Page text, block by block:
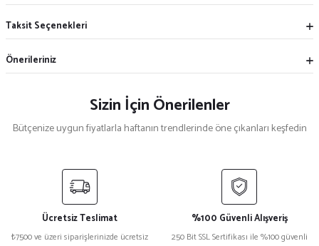
Taksit Seçenekleri
Önerileriniz
Sizin İçin Önerilenler
Bütçenize uygun fiyatlarla haftanın trendlerinde öne çıkanları keşfedin
Nikah Şekeri Hediyeliği Metal Ayna Magnet Nks-01
₺ 47
Ücretsiz Teslimat
₺7500 ve üzeri siparişlerinizde ücretsiz
%100 Güvenli Alışveriş
250 Bit SSL Sertifikası ile %100 güvenli